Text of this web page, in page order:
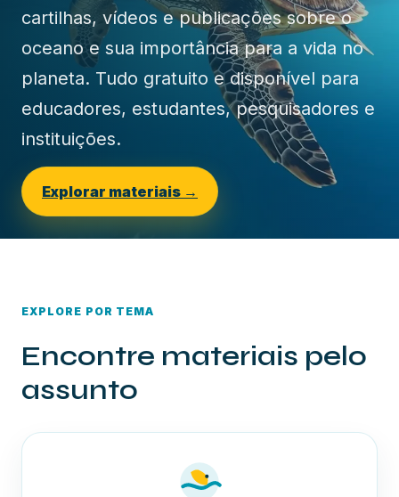
cartilhas, vídeos e publicações sobre o
oceano e sua importância para a vida no
planeta. Tudo gratuito e disponível para
educadores, estudantes, pesquisadores e
instituições.
Explorar materiais →
EXPLORE POR TEMA
Encontre materiais pelo
assunto